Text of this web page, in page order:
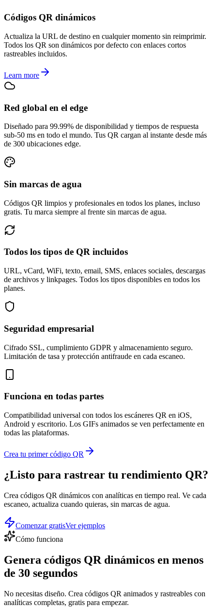
Códigos QR dinámicos
Actualiza la URL de destino en cualquier momento sin reimprimir.
Todos los QR son dinámicos por defecto con enlaces cortos
rastreables incluidos.
Learn more
Red global en el edge
Diseñado para 99.99% de disponibilidad y tiempos de respuesta
sub-50 ms en todo el mundo. Tus QR cargan al instante desde más
de 300 ubicaciones edge.
Sin marcas de agua
Códigos QR limpios y profesionales en todos los planes, incluso
gratis. Tu marca siempre al frente sin marcas de agua.
Todos los tipos de QR incluidos
URL, vCard, WiFi, texto, email, SMS, enlaces sociales, descargas
de archivos y linkpages. Todos los tipos disponibles en todos los
planes.
Seguridad empresarial
Cifrado SSL, cumplimiento GDPR y almacenamiento seguro.
Limitación de tasa y protección antifraude en cada escaneo.
Funciona en todas partes
Compatibilidad universal con todos los escáneres QR en iOS,
Android y escritorio. Los GIFs animados se ven perfectamente en
todas las plataformas.
Crea tu primer código QR
¿Listo para rastrear tu rendimiento QR?
Crea códigos QR dinámicos con analíticas en tiempo real. Ve cada
escaneo, actualiza cuando quieras, sin marcas de agua.
Comenzar gratisVer ejemplos
Cómo funciona
Genera códigos QR dinámicos en menos
de 30 segundos
No necesitas diseño. Crea códigos QR animados y rastreables con
analíticas completas, gratis para empezar.